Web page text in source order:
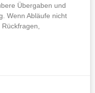
Übergaben und
Wenn Abläufe nicht